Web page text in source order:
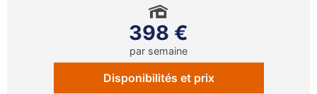
398 €
par semaine
Disponibilités et prix